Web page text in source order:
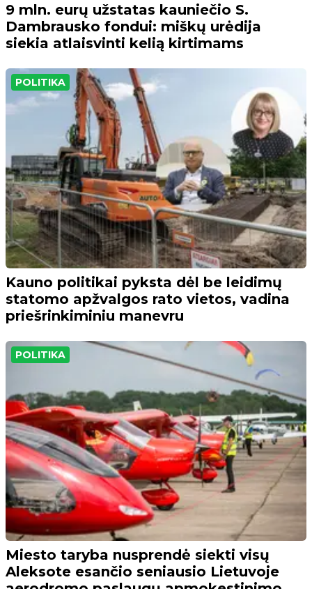
9 mln. eurų užstatas kauniečio S.
Dambrausko fondui: miškų urėdija
siekia atlaisvinti kelią kirtimams
POLITIKA
Kauno politikai pyksta dėl be leidimų
statomo apžvalgos rato vietos, vadina
priešrinkiminiu manevru
POLITIKA
Miesto taryba nusprendė siekti visų
Aleksote esančio seniausio Lietuvoje